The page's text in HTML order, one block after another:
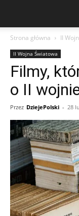
Strona główna II
II Wojna Światowa
Filmy,
o II
Przez DziejePolski - 28